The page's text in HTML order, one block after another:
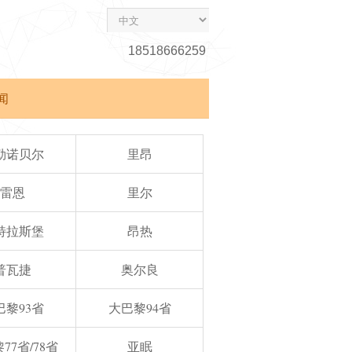
18518666259
诺贝尔 里昂
雷恩 里尔
拉斯堡 昂热
瓦捷 奥尔良
黎93省 大巴黎94省
77省/78省 亚眠